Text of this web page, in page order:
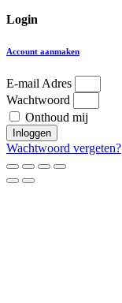
Login
Account aanmaken
E-mail Adres
Wachtwoord
Onthoud mij
Inloggen
Wachtwoord vergeten?